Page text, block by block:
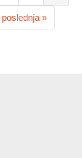
poslednja »